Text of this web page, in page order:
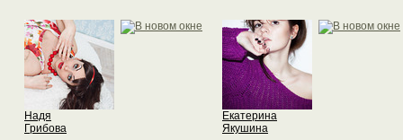
Надя
Грибова
Екатерина
Якушина